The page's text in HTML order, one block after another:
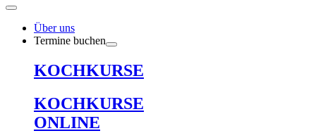
Über uns
Termine buchen
KOCHKURSE
KOCHKURSE
ONLINE